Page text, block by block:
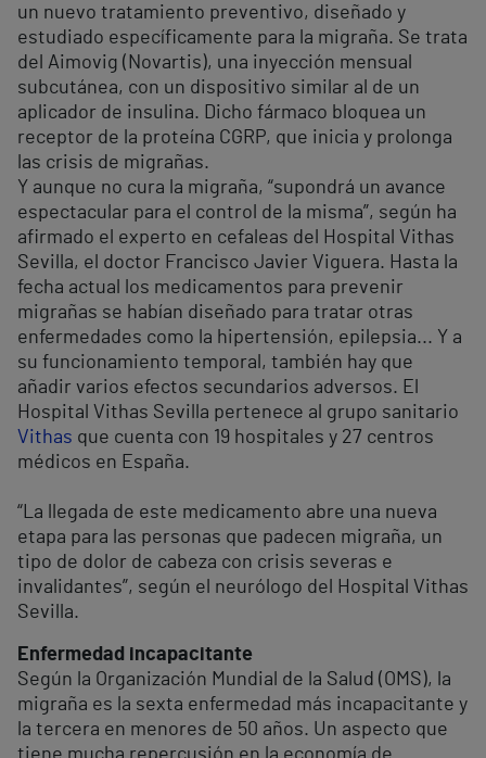
un nuevo tratamiento preventivo, diseñado y
estudiado específicamente para la migraña. Se trata
del Aimovig (Novartis), una inyección mensual
subcutánea, con un dispositivo similar al de un
aplicador de insulina. Dicho fármaco bloquea un
receptor de la proteína CGRP, que inicia y prolonga
las crisis de migrañas.
Y aunque no cura la migraña, “supondrá un avance
espectacular para el control de la misma”, según ha
afirmado el experto en cefaleas del Hospital Vithas
Sevilla, el doctor Francisco Javier Viguera. Hasta la
fecha actual los medicamentos para prevenir
migrañas se habían diseñado para tratar otras
enfermedades como la hipertensión, epilepsia... Y a
su funcionamiento temporal, también hay que
añadir varios efectos secundarios adversos. El
Hospital Vithas Sevilla pertenece al grupo sanitario
Vithas que cuenta con 19 hospitales y 27 centros
médicos en España.
“La llegada de este medicamento abre una nueva
etapa para las personas que padecen migraña, un
tipo de dolor de cabeza con crisis severas e
invalidantes”, según el neurólogo del Hospital Vithas
Sevilla.
Enfermedad incapacitante
Según la Organización Mundial de la Salud (OMS), la
migraña es la sexta enfermedad más incapacitante y
la tercera en menores de 50 años. Un aspecto que